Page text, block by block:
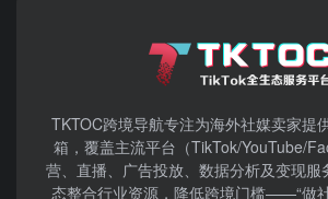
TKTOC跨境导航​专注为海外社媒卖家提
箱，覆盖主流平台（TikTok/YouTube/
营、直播、广告投放、数据分析及变现服
态整合行业资源，降低跨境门槛——“做